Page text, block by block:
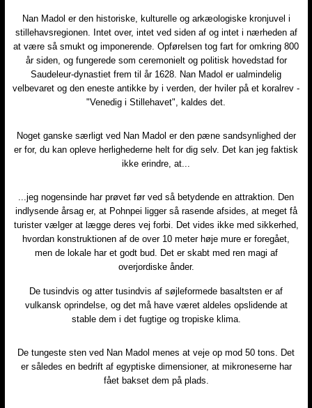
Nan Madol er den historiske, kulturelle og arkæologiske kronjuvel i
stillehavsregionen. Intet over, intet ved siden af og intet i nærheden af
at være så smukt og imponerende. Opførelsen tog fart for omkring 800
år siden, og fungerede som ceremonielt og politisk hovedstad for
Saudeleur-dynastiet frem til år 1628. Nan Madol er ualmindelig
velbevaret og den eneste antikke by i verden, der hviler på et koralrev -
"Venedig i Stillehavet", kaldes det.
Noget ganske særligt ved Nan Madol er den pæne sandsynlighed der
er for, du kan opleve herlighederne helt for dig selv. Det kan jeg faktisk
ikke erindre, at...
...jeg nogensinde har prøvet før ved så betydende en attraktion. Den
indlysende årsag er, at Pohnpei ligger så rasende afsides, at meget få
turister vælger at lægge deres vej forbi. Det vides ikke med sikkerhed,
hvordan konstruktionen af de over 10 meter høje mure er foregået,
men de lokale har et godt bud. Det er skabt med ren magi af
overjordiske ånder.
De tusindvis og atter tusindvis af søjleformede basaltsten er af
vulkansk oprindelse, og det må have været aldeles opslidende at
stable dem i det fugtige og tropiske klima.
De tungeste sten ved Nan Madol menes at veje op mod 50 tons. Det
er således en bedrift af egyptiske dimensioner, at mikroneserne har
fået bakset dem på plads.